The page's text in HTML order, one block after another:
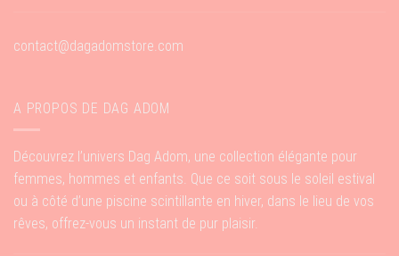
contact@dagadomstore.com
A PROPOS DE DAG ADOM
Découvrez l’univers Dag Adom, une collection élégante pour
femmes, hommes et enfants. Que ce soit sous le soleil estival
ou à côté d’une piscine scintillante en hiver, dans le lieu de vos
rêves, offrez-vous un instant de pur plaisir.